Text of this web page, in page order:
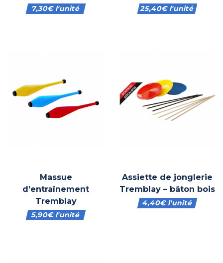
7,30€l'unité 25,40€l'unité
Massue
d’entraînement
Tremblay
5,90€l'unité
Assiette de jonglerie
Tremblay – bâton bois
4,40€l'unité